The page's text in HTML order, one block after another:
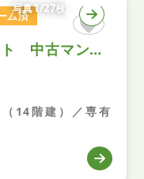
ム済
写真1/27枚
イニシア鶴見パークウエスト 中古マンション
14階建）／専有